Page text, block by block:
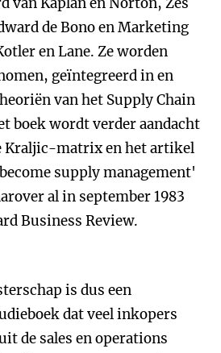
de Bono en Marketing
en Lane. Ze worden
geïntegreerd in en
van het Supply Chain
boek wordt verder aandacht
Kraljic-matrix en het artikel
supply management'
al in september 1983
Business Review.
is dus een
dat veel inkopers
de sales en operations